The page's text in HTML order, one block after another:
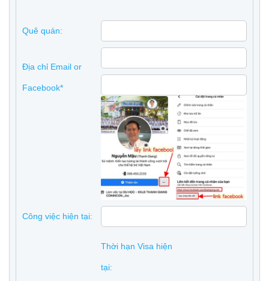
Quê quán:
Địa chỉ Email or
Facebook*
Công việc hiện tại:
Thời hạn Visa hiện
tại: